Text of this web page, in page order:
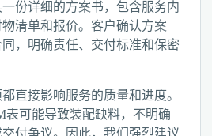
份详细的方案书，包含服务内
清单和报价。客户确认方案
，明确责任、交付标准和保密
直接影响服务的质量和进度。
表可能导致装配缺料，不明确
付争议。因此，我们强烈建议